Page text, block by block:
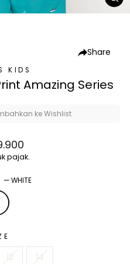
Share
KIDS
Amazing Series
ke Wishlist
pajak.
—WHITE
12 14